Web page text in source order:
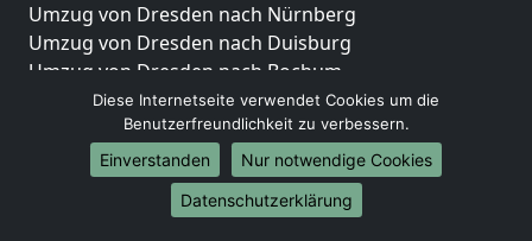
Umzug von Dresden nach Nürnberg
Umzug von Dresden nach Duisburg
Umzug von Dresden nach Bochum
Umzug von Dresden nach Wuppertal
Umzug von Dresden nach Bielefeld
Umzug von Dresden nach Bonn
Umzug von Dresden nach Münster
Diese Internetseite verwendet Cookies um die
Benutzerfreundlichkeit zu verbessern.
Einverstanden
Nur notwendige Cookies
Datenschutzerklärung